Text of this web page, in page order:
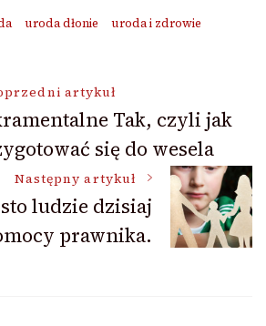
uroda dłonie uroda i zdrowie
artykuł
Tak, czyli jak
się do wesela
Następny artykuł
ludzie dzisiaj
prawnika.